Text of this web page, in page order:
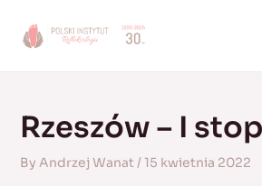
Rzeszów – I
By Andrzej Wanat/15 kwietnia 2022